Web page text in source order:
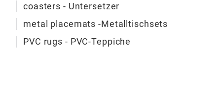
coasters - Untersetzer
metal placemats -Metalltischsets
PVC rugs - PVC-Teppiche